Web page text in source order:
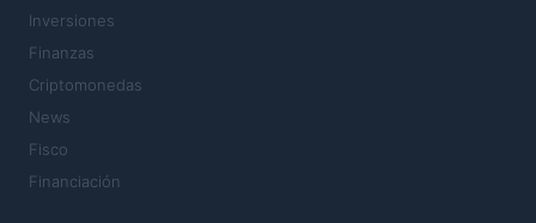
Inversiones
Finanzas
Criptomonedas
News
Fisco
Financiación